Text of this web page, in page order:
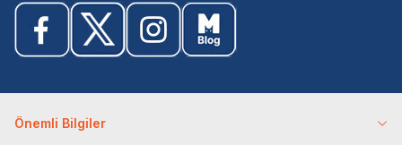
Önemli Bilgiler